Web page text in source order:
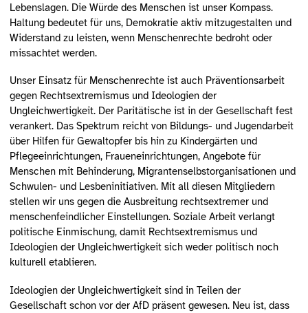
Lebenslagen. Die Würde des Menschen ist unser Kompass.
Haltung bedeutet für uns, Demokratie aktiv mitzugestalten und
Widerstand zu leisten, wenn Menschenrechte bedroht oder
missachtet werden.
Unser Einsatz für Menschenrechte ist auch Präventionsarbeit
gegen Rechtsextremismus und Ideologien der
Ungleichwertigkeit. Der Paritätische ist in der Gesellschaft fest
verankert. Das Spektrum reicht von Bildungs- und Jugendarbeit
über Hilfen für Gewaltopfer bis hin zu Kindergärten und
Pflegeeinrichtungen, Fraueneinrichtungen, Angebote für
Menschen mit Behinderung, Migrantenselbstorganisationen und
Schwulen- und Lesbeninitiativen. Mit all diesen Mitgliedern
stellen wir uns gegen die Ausbreitung rechtsextremer und
menschenfeindlicher Einstellungen. Soziale Arbeit verlangt
politische Einmischung, damit Rechtsextremismus und
Ideologien der Ungleichwertigkeit sich weder politisch noch
kulturell etablieren.
Ideologien der Ungleichwertigkeit sind in Teilen der
Gesellschaft schon vor der AfD präsent gewesen. Neu ist, dass